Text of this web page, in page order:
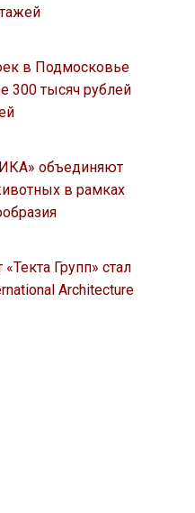
в Подмосковье
300 тысяч рублей
объединяют
в рамках
Групп» стал
Architecture